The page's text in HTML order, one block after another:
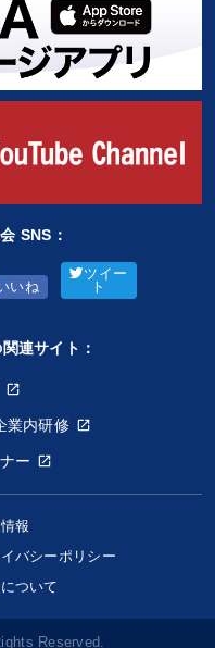
SNS：
いね
ツイー
ト
連サイト：
業内研修
ー
報
バシーポリシー
ついて
Reserved.